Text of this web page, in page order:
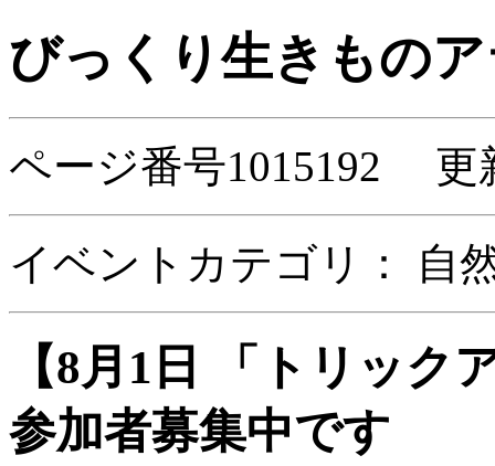
びっくり生きもの
ページ番号1015192 更
イベントカテゴリ： 自
【8月1日 「トリック
参加者募集中です